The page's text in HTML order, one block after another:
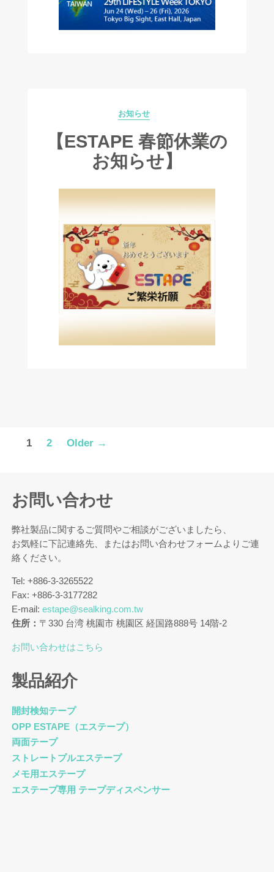
Categories
お知らせ
【ESTAPE 春節休業の
お知らせ】
投
ペ
ジ
送
り
1 2 Older →
お問い合わせ
弊社製品に関するご質問やご相談がございましたら、
お気軽に下記連絡先、またはお問い合わせフォームよりご連
絡ください。
Tel: +886-3-3265522
Fax: +886-3-3177282
E-mail:estape@sealking.com.tw
住所： 〒330 台湾 桃園市 桃園区 経国路888号 14階-2
お問い合わせはこちら
製品紹介
開封検知テープ
OPP ESTAPE（エステープ）
両面テープ
ストレートプルエステープ
メモ用エステープ
エステープ専用 テープディスペンサー